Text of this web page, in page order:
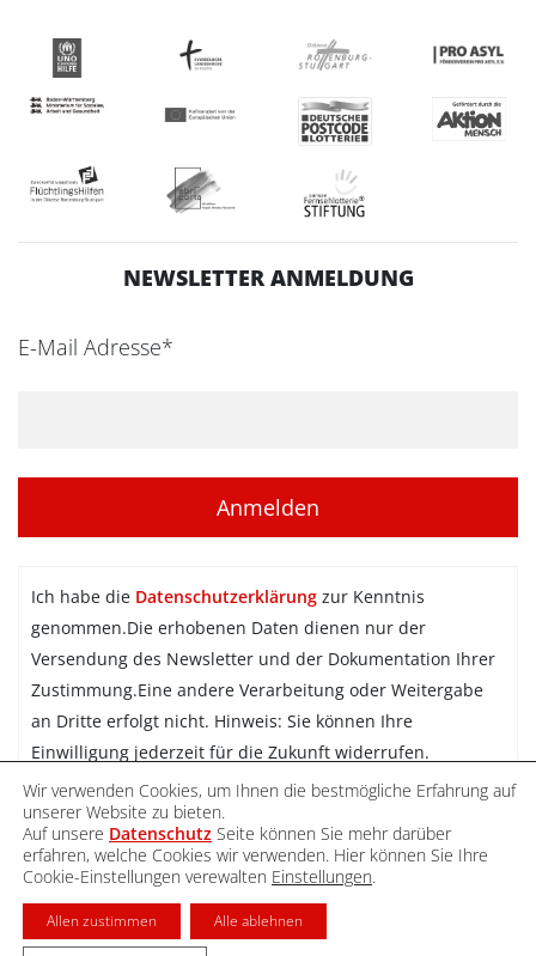
NEWSLETTER ANMELDUNG
E-Mail Adresse*
Ich habe die Datenschutzerklärung zur Kenntnis
genommen.Die erhobenen Daten dienen nur der
Versendung des Newsletter und der Dokumentation Ihrer
Zustimmung.Eine andere Verarbeitung oder Weitergabe
an Dritte erfolgt nicht. Hinweis: Sie können Ihre
Einwilligung jederzeit für die Zukunft widerrufen.
Newsletter abonnieren
DATENSCHUTZ IMPRESSUM
Wir verwenden Cookies, um Ihnen die bestmögliche Erfahrung auf
unserer Website zu bieten.
Auf unsere Datenschutz Seite können Sie mehr darüber
erfahren, welche Cookies wir verwenden. Hier können Sie Ihre
Cookie-Einstellungen verewalten Einstellungen.
Allen zustimmen Alle ablehnen